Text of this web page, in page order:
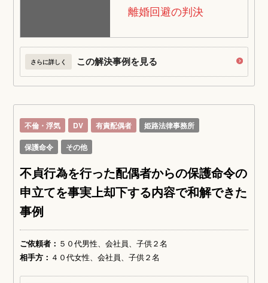
離婚回避の判決
さらに詳しく この解決事例を見る
不倫・浮気 DV 有責配偶者
姫路法律事務所
保護命令
その他
不貞行為を行った配偶者からの保護命令の
申立てを事実上却下する内容で和解できた
事例
ご依頼者： ５０代男性、会社員、子供２名
相手方： ４０代女性、会社員、子供２名